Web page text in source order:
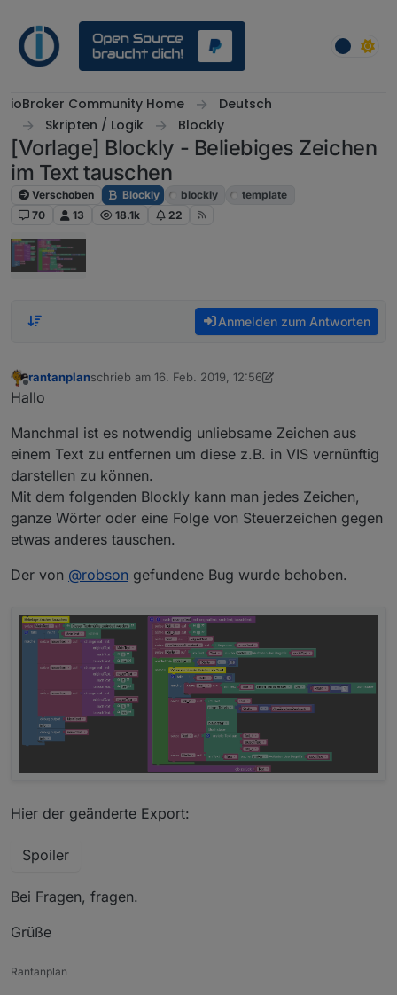
ioBroker Community Home
Deutsch
Skripten / Logik
Blockly
[Vorlage] Blockly - Beliebiges Zeichen
im Text tauschen
Verschoben Blockly blockly
template
70
13 18.1k 22
Anmelden zum Antworten
Offline
rantanplanschrieb am 16. Feb. 2019, 12:56
zuletzt editiert von rantanplan8. Okt. 2021, 11:06
Hallo
Manchmal ist es notwendig unliebsame Zeichen aus
einem Text zu entfernen um diese z.B. in VIS vernünftig
darstellen zu können.
Mit dem folgenden Blockly kann man jedes Zeichen,
ganze Wörter oder eine Folge von Steuerzeichen gegen
etwas anderes tauschen.
Der von @robson gefundene Bug wurde behoben.
Hier der geänderte Export:
Spoiler
Bei Fragen, fragen.
Grüße
Rantanplan